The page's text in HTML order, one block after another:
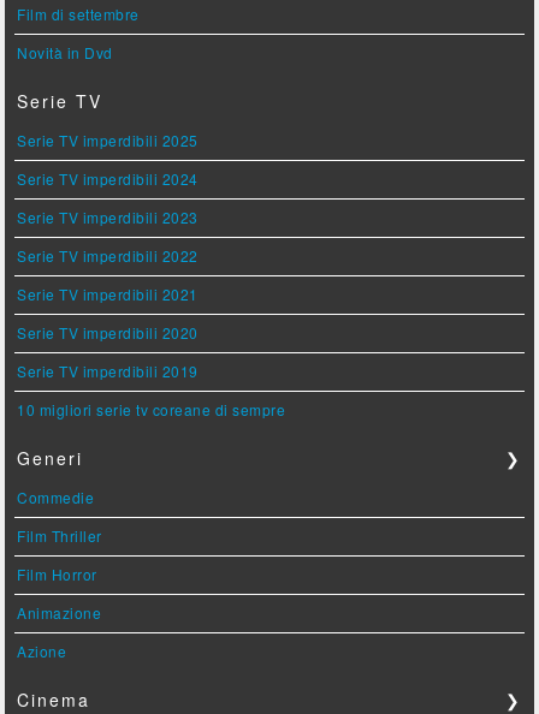
Film di settembre
Novità in Dvd
Serie TV
Serie TV imperdibili 2025
Serie TV imperdibili 2024
Serie TV imperdibili 2023
Serie TV imperdibili 2022
Serie TV imperdibili 2021
Serie TV imperdibili 2020
Serie TV imperdibili 2019
10 migliori serie tv coreane di sempre
Generi ❯
Commedie
Film Thriller
Film Horror
Animazione
Azione
Cinema ❯